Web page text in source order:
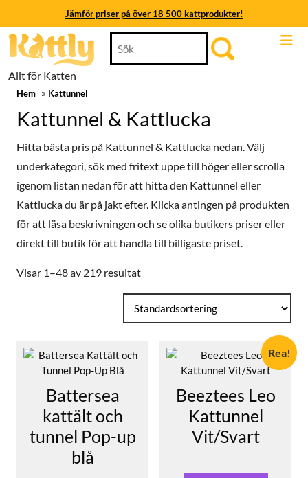
Jämför priser på över 18 500 kattprodukter!
Jämför priser på över 18 500 kattprodukter!
Jämför priser på över 18 500 kattprodukter!
Jämför priser på över 18 500 kattprodukter!
Jämför priser på över 18 500 kattprodukter!
Jämför priser på över 18 500 kattprodukter!
Skip
Allt för Katten
for:
Hem » Kattunnel
Kattunnel & Kattlucka
Hitta bästa pris på Kattunnel & Kattlucka nedan. Välj
underkategori, sök med fritext uppe till höger eller scrolla
igenom listan nedan för att hitta den Kattunnel eller
Kattlucka du är på jakt efter. Klicka antingen på produkten
för att läsa beskrivningen och se olika butikers priser eller
direkt till butik för att handla till billigaste priset.
Visar 1–48 av 219 resultat
Battersea
kattält och
tunnel Pop-up
blå
Rea!
Beeztees Leo
Kattunnel
Vit/Svart
ursprungliga
nuvarande